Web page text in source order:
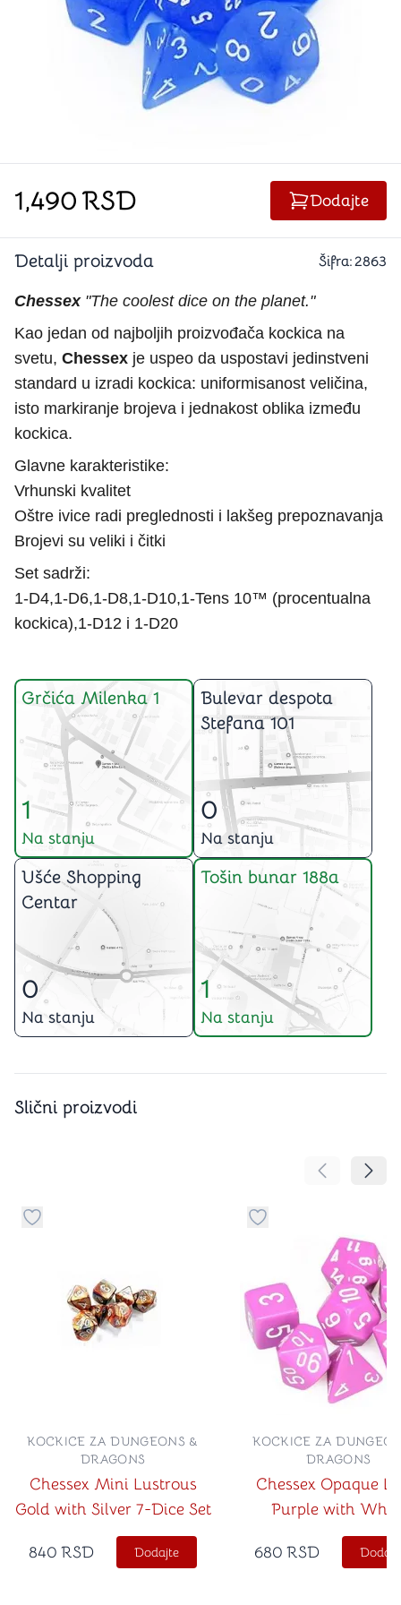
1,490RSD Dodajte
Detalji proizvoda Šifra:2863
Chessex "The coolest dice on the planet."
Kao jedan od najboljih proizvođača kockica na
svetu, Chessex je uspeo da uspostavi jedinstveni
standard u izradi kockica: uniformisanost veličina,
isto markiranje brojeva i jednakost oblika između
kockica.
Glavne karakteristike:
Vrhunski kvalitet
Oštre ivice radi preglednosti i lakšeg prepoznavanja
Brojevi su veliki i čitki
Set sadrži:
1-D4,1-D6,1-D8,1-D10,1-Tens 10™ (procentualna
kockica),1-D12 i 1-D20
Grčića Milenka 1
1
Na stanju
Bulevar despota
Stefana 101
0
Na stanju
Ušće Shopping
Centar
0
Na stanju
Tošin bunar 188a
1
Na stanju
Slični proizvodi
Pomeranje
Dugme za dodavanje stvari u kategoriju omiljeno
Chessex Mini Lustrous
Gold with Silver 7-Dice Set
KOCKICE ZA DUNGEONS &
DRAGONS
840 RSD Dodajte
Dugme za dodavanje
Chessex Opaque
Purple with
KOCKICE ZA
DRAGONS
680 RSD